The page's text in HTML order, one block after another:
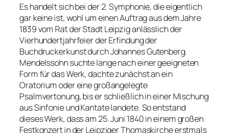
Es handelt sich bei der 2. Symphonie, die eigentlich
gar keine ist, wohl um einen Auftrag aus dem Jahre
1839 vom Rat der Stadt Leipzig anlässlich der
Vierhundertjahrfeier der Erfindung der
Buchdruckerkunst durch Johannes Gutenberg.
Mendelssohn suchte lange nach einer geeigneten
Form für das Werk, dachte zunächst an ein
Oratorium oder eine großangelegte
Psalmvertonung, bis er schließlich in einer Mischung
aus Sinfonie und Kantate landete. So entstand
dieses Werk, dass am 25. Juni 1840 in einem großen
Festkonzert in der Leipziger Thomaskirche erstmals